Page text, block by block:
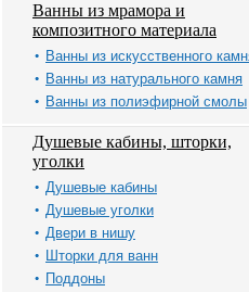
Ванны из мрамора и
композитного материала
Ванны из искусственного
Ванны из натурального камня
Ванны из полиэфирной смолы
Душевые кабины, шторки,
уголки
Душевые кабины
Душевые уголки
Двери в нишу
Шторки для ванн
Поддоны